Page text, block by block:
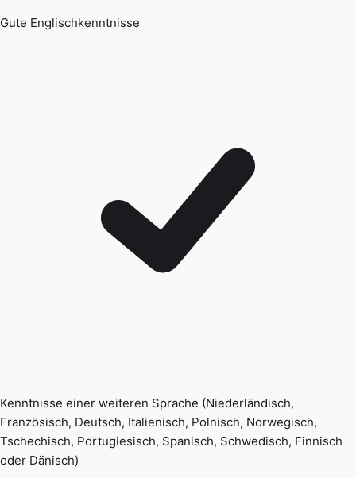
Gute Englischkenntnisse
Kenntnisse einer weiteren Sprache (Niederländisch,
Französisch, Deutsch, Italienisch, Polnisch, Norwegisch,
Tschechisch, Portugiesisch, Spanisch, Schwedisch, Finnisch
oder Dänisch)